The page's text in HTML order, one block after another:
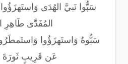
سَبُّوا نَبيَّ الهُدَى
المُفَدَّى طَاهِرِ
سَبُّوهُ وَاستَهزَؤُوا
عَن قَرِيبٍ